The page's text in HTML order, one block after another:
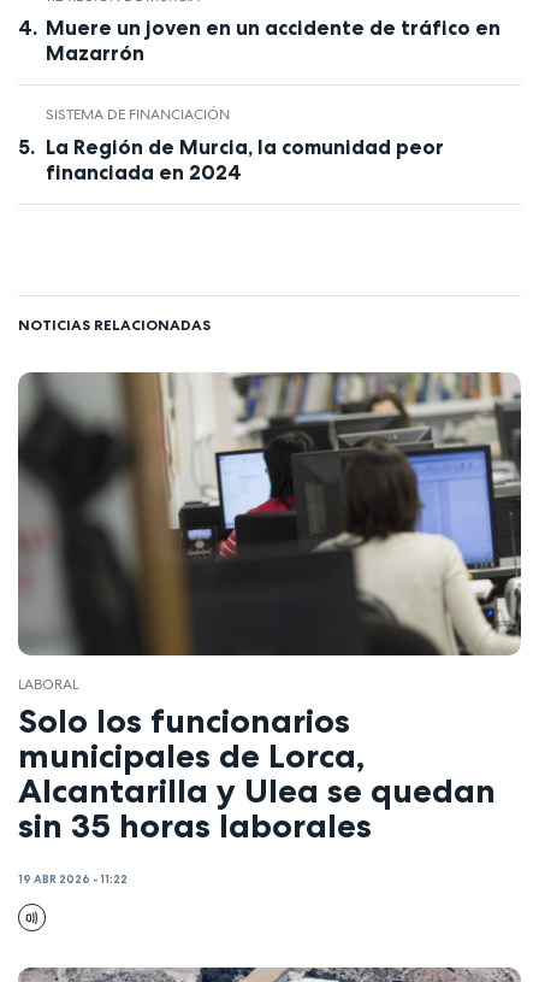
Muere un joven en un accidente de tráfico en
Mazarrón
SISTEMA DE FINANCIACIÓN
La Región de Murcia, la comunidad peor
financiada en 2024
NOTICIAS RELACIONADAS
LABORAL
Solo los funcionarios
municipales de Lorca,
Alcantarilla y Ulea se quedan
sin 35 horas laborales
19 ABR 2026 - 11:22